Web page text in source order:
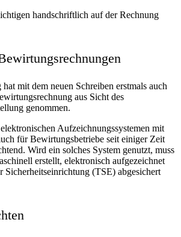
handschriftlich auf der Rechnung
mit dem neuen Schreiben erstmals auch
aus Sicht des
genommen.
Aufzeichnungssystemen mit
für Bewirtungsbetriebe seit einiger Zeit
Wird ein solches System genutzt, muss
erstellt, elektronisch aufgezeichnet
Sicherheitseinrichtung (TSE) abgesichert